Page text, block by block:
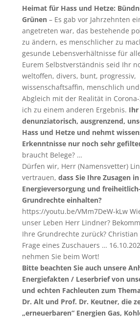
Heimat für Hass und Hetze:
Grünen– Es gab vor Jahrzehnten
angetreten war, das bestehende
zu ändern, es menschlicher zu
gesunde Lebensverhältnisse für
Eurem Selbstverständnis seid Ihr
weltoffen, divers, bunt, progressiv,
wissenschaftsaffin, menschlich
Abgleich mit der Realität in
ich zu einem anderen Ergebnis. Ihr
denunziatorisch, ausgrenzend,
Hass und Hetze und nehmt
Erkenntnisse nur noch sehr
braucht Belege? …
Dürfen wir, Herr (Namensvetter)
vertrauen, dass Sie Ihre Zusagen
Energieversorgung und
Grundrechte einhalten?
https://youtu.be/VMm7DeW-kLw
unser Leben Herr Lindner?
Ihre Grundrechte zurück? Christian
Frage eines Zuschauers …
nehmen Sie beim Wort!
Bitte beachten Sie auch unsere
Energiefakten / Leserbrief von
und echten Fachleuten zum
Dr. Alt und Prof. Dr. Keutner, die
„erneuerbaren“ Energien Gas,